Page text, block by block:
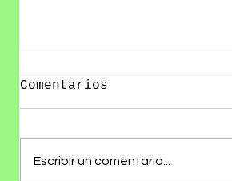
Comentarios
Escribir un comentario...